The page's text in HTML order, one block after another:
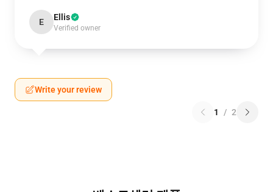
E Ellis
Verified owner
Write your review
1 / 2